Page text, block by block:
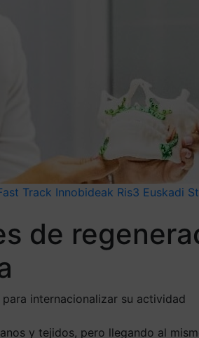
Track Innobideak Ris3 Euskadi
de
internacionalizar su actividad
y tejidos, pero llegando al